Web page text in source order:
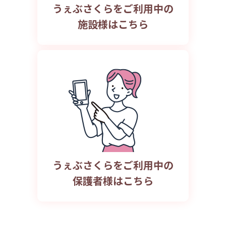
うぇぶさくらをご利用中の
施設様はこちら
うぇぶさくらをご利用中の
保護者様はこちら